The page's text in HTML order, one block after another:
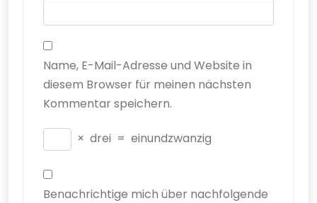
Name, E-Mail-Adresse und Website in
diesem Browser für meinen nächsten
Kommentar speichern.
× drei = einundzwanzig
Benachrichtige mich über nachfolgende